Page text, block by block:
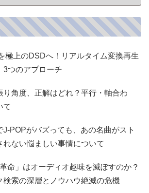
極上のDSDへ！リアルタイム変換再生
3つのアプローチ
り角度、正解はどれ？平行・軸合わ
て
J-POPがバズっても、あの名曲がスト
れない悩ましい事情について
命」はオーディオ趣味を滅ぼすのか？
索の深層とノウハウ絶滅の危機